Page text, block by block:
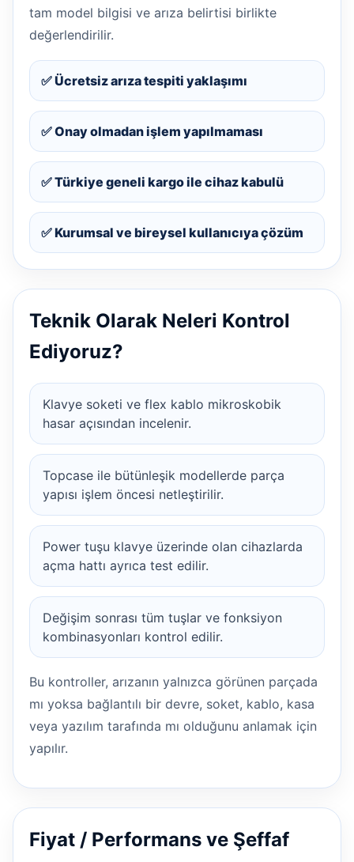
tam model bilgisi ve arıza belirtisi birlikte
değerlendirilir.
✅ Ücretsiz arıza tespiti yaklaşımı
✅ Onay olmadan işlem yapılmaması
✅ Türkiye geneli kargo ile cihaz kabulü
✅ Kurumsal ve bireysel kullanıcıya çözüm
Teknik Olarak Neleri Kontrol
Ediyoruz?
Klavye soketi ve flex kablo mikroskobik
hasar açısından incelenir.
Topcase ile bütünleşik modellerde parça
yapısı işlem öncesi netleştirilir.
Power tuşu klavye üzerinde olan cihazlarda
açma hattı ayrıca test edilir.
Değişim sonrası tüm tuşlar ve fonksiyon
kombinasyonları kontrol edilir.
Bu kontroller, arızanın yalnızca görünen parçada
mı yoksa bağlantılı bir devre, soket, kablo, kasa
veya yazılım tarafında mı olduğunu anlamak için
yapılır.
Fiyat / Performans ve Şeffaf